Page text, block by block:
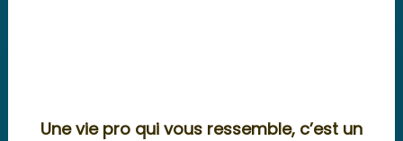
Une vie pro qui vous ressemble, c’est un